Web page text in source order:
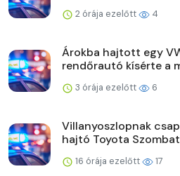
2 órája ezelőtt 4
Árokba hajtott egy
rendőrautó kísérte a
3 órája ezelőtt 6
Villanyoszlopnak
hajtó Toyota
16 órája ezelőtt 17